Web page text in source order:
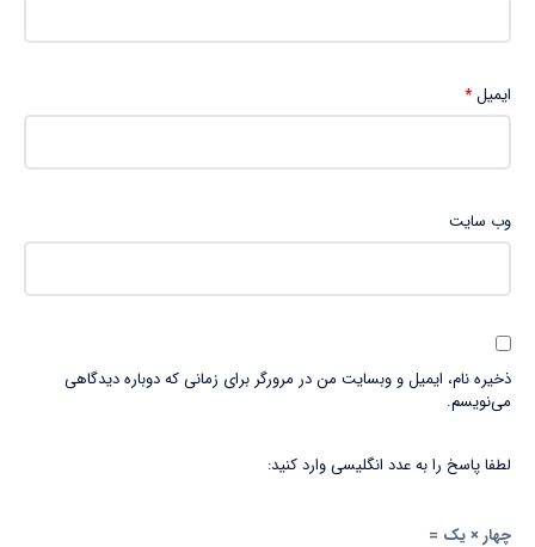
ایمیل*
وب‌ سایت
ذخیره نام، ایمیل و وبسایت من در مرورگر برای زمانی که دوباره دیدگاهی
می‌نویسم.
لطفا پاسخ را به عدد انگلیسی وارد کنید:
چهار × یک =